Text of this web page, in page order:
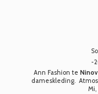
-
Ann Fashion te
dameskleding.